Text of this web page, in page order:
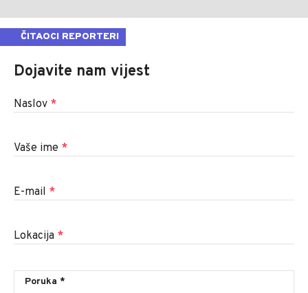
ČITAOCI REPORTERI
Dojavite nam vijest
Naslov *
Vaše ime *
E-mail *
Lokacija *